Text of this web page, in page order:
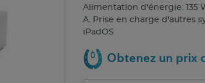
Alimentation d'énergie: 135
A. Prise en charge d'autres
iPadOS
Obtenez un prix